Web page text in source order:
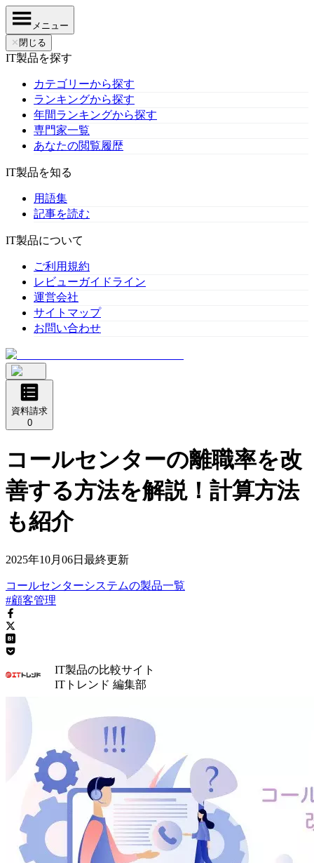
メニュー
✕ 閉じる
IT製品を探す
カテゴリーから探す
ランキングから探す
年間ランキングから探す
専門家一覧
あなたの閲覧履歴
IT製品を知る
用語集
記事を読む
IT製品について
ご利用規約
レビューガイドライン
運営会社
サイトマップ
お問い合わせ
資料請求
0
コールセンターの離職率を改
善する方法を解説！計算方法
も紹介
2025年10月06日 最終更新
コールセンターシステムの製品一覧
#顧客管理
IT製品の比較サイト
ITトレンド 編集部